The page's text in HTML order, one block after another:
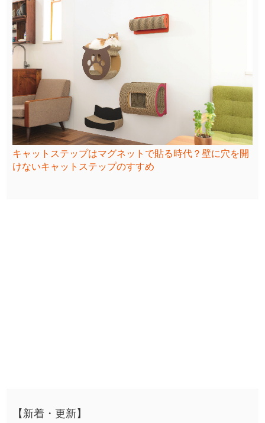
キャットステップはマグネットで貼る時代？壁に穴を開
けないキャットステップのすすめ
【新着・更新】